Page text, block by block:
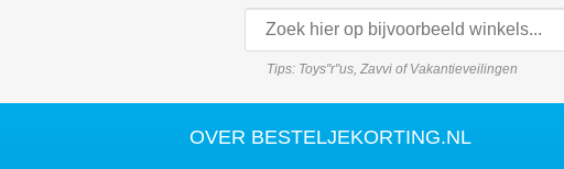
Tips: Toys"r"us, Zavvi of Vakantieveilingen
OVER BESTELJEKORTING.NL